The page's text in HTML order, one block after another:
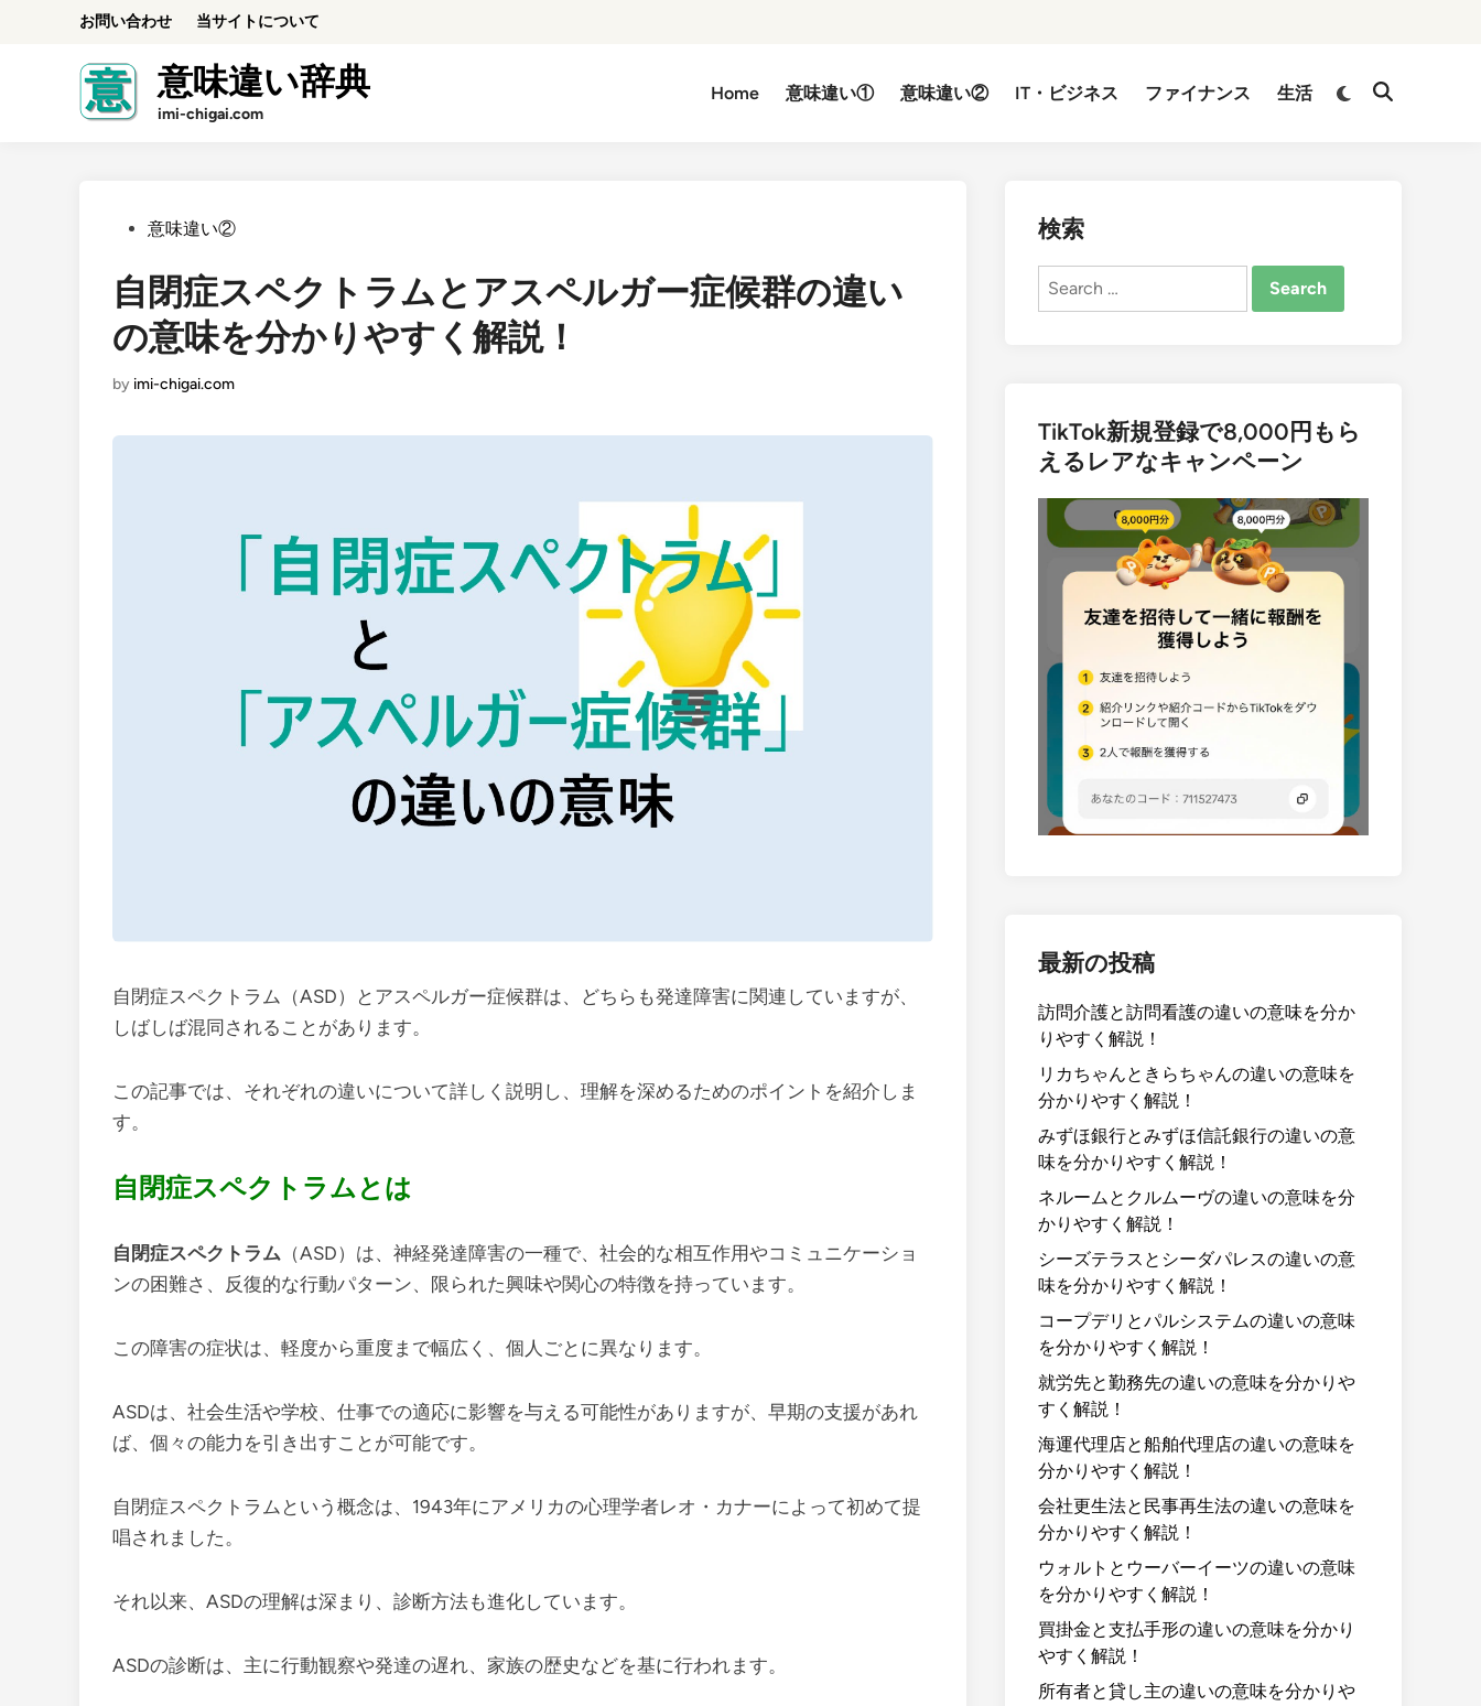
お問い合わせ 当サイトについて
意味違い辞典
imi-chigai.com
Home 意味違い① 意味違い② IT・ビジネス ファイナンス 生活
Posted意味違い②
自閉症スペクトラムとアスペルガー症候群の違い
の意味を分かりやすく解説！
by imi-chigai.com
自閉症スペクトラム（ASD）とアスペルガー症候群は、どちらも発達障害に関連していますが、
しばしば混同されることがあります。
この記事では、それぞれの違いについて詳しく説明し、理解を深めるためのポイントを紹介しま
す。
自閉症スペクトラムとは
自閉症スペクトラム （ASD）は、神経発達障害の一種で、社会的な相互作用やコミュニケーショ
ンの困難さ、反復的な行動パターン、限られた興味や関心の特徴を持っています。
この障害の症状は、軽度から重度まで幅広く、個人ごとに異なります。
ASDは、社会生活や学校、仕事での適応に影響を与える可能性がありますが、早期の支援があれ
ば、個々の能力を引き出すことが可能です。
自閉症スペクトラムという概念は、1943年にアメリカの心理学者レオ・カナーによって初めて提
唱されました。
それ以来、ASDの理解は深まり、診断方法も進化しています。
ASDの診断は、主に行動観察や発達の遅れ、家族の歴史などを基に行われます。
検索
Search
TikTok新規登録で8,000円もら
えるレアなキャンペーン
最新の投稿
訪問介護と訪問看護の違いの意味を分か
りやすく解説！
リカちゃんときらちゃんの違いの意味を
分かりやすく解説！
みずほ銀行とみずほ信託銀行の違いの意
味を分かりやすく解説！
ネルームとクルムーヴの違いの意味を分
かりやすく解説！
シーズテラスとシーダパレスの違いの意
味を分かりやすく解説！
コープデリとパルシステムの違いの意味
を分かりやすく解説！
就労先と勤務先の違いの意味を分かりや
すく解説！
海運代理店と船舶代理店の違いの意味を
分かりやすく解説！
会社更生法と民事再生法の違いの意味を
分かりやすく解説！
ウォルトとウーバーイーツの違いの意味
を分かりやすく解説！
買掛金と支払手形の違いの意味を分かり
やすく解説！
所有者と貸し主の違いの意味を分かりや